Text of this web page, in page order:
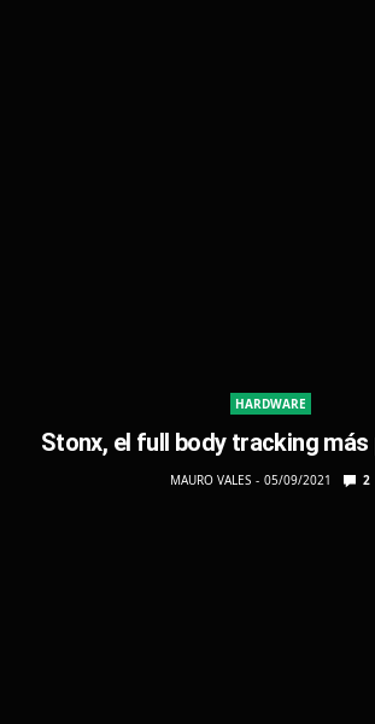
HARDWARE
Stonx, el full body tracking
MAURO VALES 05/09/2021 2